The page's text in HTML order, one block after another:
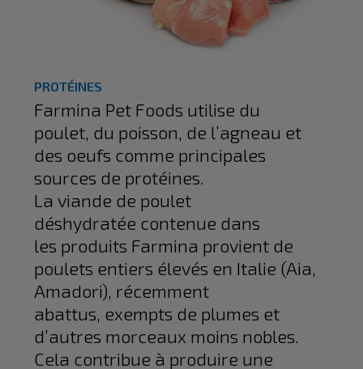
PROTÉINES
Farmina Pet Foods utilise du
poulet, du poisson, de l’agneau et
des oeufs comme principales
sources de protéines.
La viande de poulet
déshydratée contenue dans
les produits Farmina provient de
poulets entiers élevés en Italie (Aia,
Amadori), récemment
abattus, exempts de plumes et
d’autres morceaux moins nobles.
Cela contribue à produire une